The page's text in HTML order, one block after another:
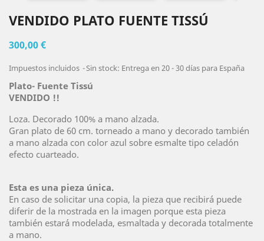
VENDIDO PLATO FUENTE TISSÚ
300,00 €
Impuestos incluidos Sin stock: Entrega en 20 - 30 días para España
Plato- Fuente Tissú
VENDIDO !!
Loza. Decorado 100% a mano alzada.
Gran plato de 60 cm. torneado a mano y decorado también
a mano alzada con color azul sobre esmalte tipo celadón
efecto cuarteado.
Esta es una pieza única.
En caso de solicitar una copia, la pieza que recibirá puede
diferir de la mostrada en la imagen porque esta pieza
también estará modelada, esmaltada y decorada totalmente
a mano.